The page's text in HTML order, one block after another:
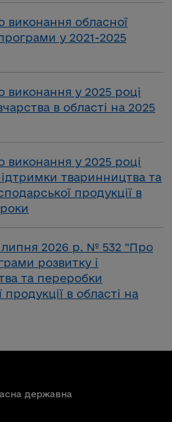
виконання обласної
у 2021-2025
виконання у 2025 році
в області на 2025
виконання у 2025 році
тваринництва та
продукції в
липня 2026 р. № 532 "Про
розвитку і
та переробки
продукції в області на
державна